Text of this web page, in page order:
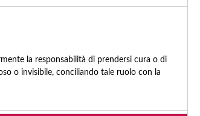
la responsabilità di prendersi cura o di
o invisibile, conciliando tale ruolo con la